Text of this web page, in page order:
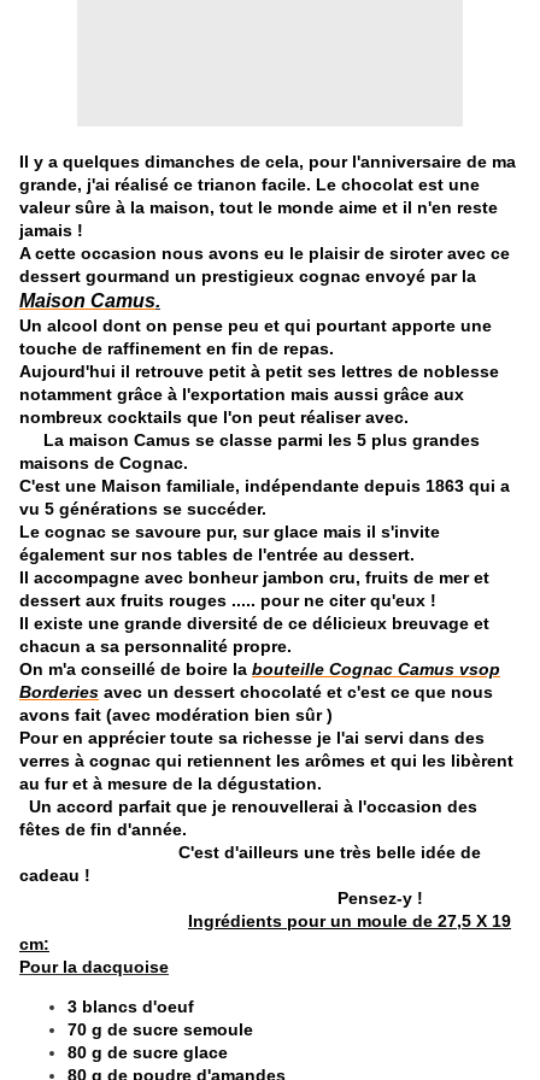
Il y a quelques dimanches de cela, pour l'anniversaire de ma
grande, j'ai réalisé ce trianon facile. Le chocolat est une
valeur sûre à la maison, tout le monde aime et il n'en reste
jamais !
A cette occasion nous avons eu le plaisir de siroter avec ce
dessert gourmand un prestigieux cognac envoyé par la
Maison Camus.
Un alcool dont on pense peu et qui pourtant apporte une
touche de raffinement en fin de repas.
Aujourd'hui il retrouve petit à petit ses lettres de noblesse
notamment grâce à l'exportation mais aussi grâce aux
nombreux cocktails que l'on peut réaliser avec.
La maison Camus se classe parmi les 5 plus grandes
maisons de Cognac.
C'est une Maison familiale, indépendante depuis 1863 qui a
vu 5 générations se succéder.
Le cognac se savoure pur, sur glace mais il s'invite
également sur nos tables de l'entrée au dessert.
Il accompagne avec bonheur jambon cru, fruits de mer et
dessert aux fruits rouges ..... pour ne citer qu'eux !
Il existe une grande diversité de ce délicieux breuvage et
chacun a sa personnalité propre.
On m'a conseillé de boire la bouteille Cognac Camus vsop
Borderies avec un dessert chocolaté et c'est ce que nous
avons fait (avec modération bien sûr )
Pour en apprécier toute sa richesse je l'ai servi dans des
verres à cognac qui retiennent les arômes et qui les libèrent
au fur et à mesure de la dégustation.
Un accord parfait que je renouvellerai à l'occasion des
fêtes de fin d'année.
C'est d'ailleurs une très belle idée de
cadeau !
Pensez-y !
Ingrédients pour un moule de 27,5 X 19
cm:
Pour la dacquoise
3 blancs d'oeuf
70 g de sucre semoule
80 g de sucre glace
80 g de poudre d'amandes